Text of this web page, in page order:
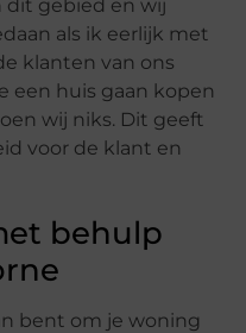
dit gebied en wij
als ik eerlijk met
klanten van ons
een huis gaan kopen
wij niks. Dit geeft
voor de klant en
behulp
bent om je woning